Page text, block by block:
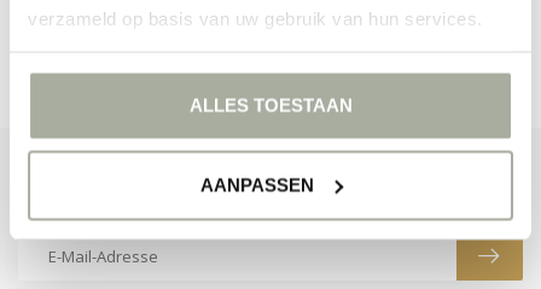
verzameld op basis van uw gebruik van hun services.
ALLES TOESTAAN
AANPASSEN
ABONNIEREN SIE UNSEREN NEWSLETTER